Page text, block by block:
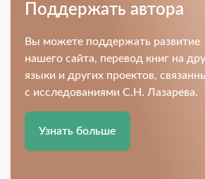
Поддержать автора
Вы можете поддержать развитие
нашего сайта, перевод книг на
языки и других проектов,
с исследованиями С.Н. Лазарева.
Узнать больше